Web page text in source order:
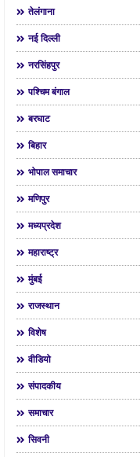
तेलंगाना
नई दिल्ली
नरसिंहपुर
पश्चिम बंगाल
बरघाट
बिहार
भोपाल समाचार
मणिपुर
मध्यप्रदेश
महाराष्ट्र
मुंबई
राजस्थान
विशेष
वीडियो
संपादकीय
समाचार
सिवनी